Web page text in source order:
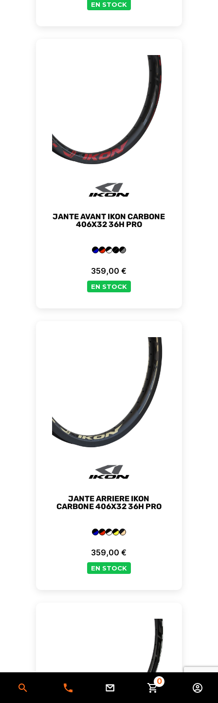
0
EN STOCK
JANTE AVANT IKON CARBONE
406X32 36H PRO
+3
Prix
359,00 €
EN STOCK
JANTE ARRIERE IKON
CARBONE 406X32 36H PRO
Prix
359,00 €
EN STOCK